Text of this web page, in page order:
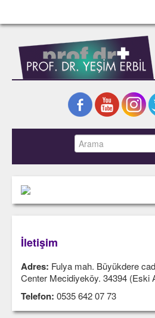
Hakkında
Bilimsel Yazılar
Projeler
Fotoğraflar
Basında Yeşim Erbil
İletişim
İletişim
Adres: Fulya mah. Büyükdere
Center Mecidiyeköy. 34394 (Eski
Telefon: 0535 642 07 73